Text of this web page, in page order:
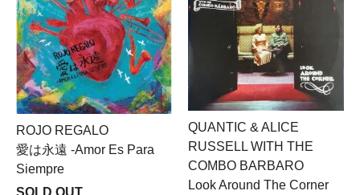
ROJO REGALO
愛は永遠 -Amor Es Para
Siempre
SOLD OUT
QUANTIC & ALICE
RUSSELL WITH THE
COMBO BARBARO
Look Around The Corner